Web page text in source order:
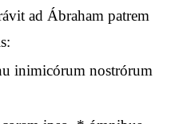
ad Ábraham patrem
inimicórum nostrórum